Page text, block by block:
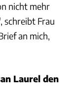
nicht mehr
schreibt Frau
an mich,
Laurel den